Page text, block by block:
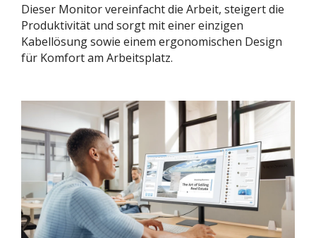
Dieser Monitor vereinfacht die Arbeit, steigert die
Produktivität und sorgt mit einer einzigen
Kabellösung sowie einem ergonomischen Design
für Komfort am Arbeitsplatz.